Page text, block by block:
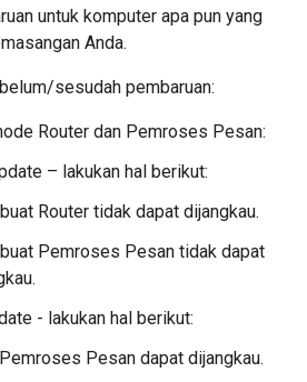
untuk komputer apa pun yang
Anda.
sesudah pembaruan:
Router dan Pemroses Pesan:
– lakukan hal berikut:
Router tidak dapat dijangkau.
Pemroses Pesan tidak dapat
- lakukan hal berikut:
Pesan dapat dijangkau.